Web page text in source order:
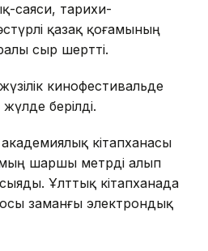
саяси, тарихи-
қазақ қоғамының
сыр шертті.
кинофестивальде
берілді.
кітапханасы
мың шаршы метрді алып
Ұлттық кітапханада
заманғы электрондық